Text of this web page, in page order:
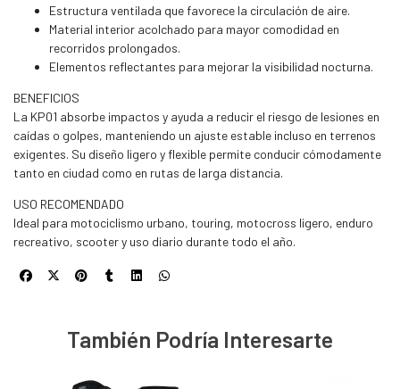
Estructura ventilada que favorece la circulación de aire.
Material interior acolchado para mayor comodidad en
recorridos prolongados.
Elementos reflectantes para mejorar la visibilidad nocturna.
BENEFICIOS
La KP01 absorbe impactos y ayuda a reducir el riesgo de lesiones en
caídas o golpes, manteniendo un ajuste estable incluso en terrenos
exigentes. Su diseño ligero y flexible permite conducir cómodamente
tanto en ciudad como en rutas de larga distancia.
USO RECOMENDADO
Ideal para motociclismo urbano, touring, motocross ligero, enduro
recreativo, scooter y uso diario durante todo el año.
También Podría Interesarte